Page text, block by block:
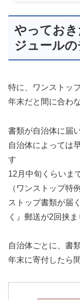
やってお
ジュールの
特に、ワンストッ
年末だと間に合わ
書類が自治体に届
自治体によっては
す
12月中旬くらいま
（ワンストップ
ストップ書類が届
く』郵送が2回挟ま
自治体ごとに、書
年末に寄付したら